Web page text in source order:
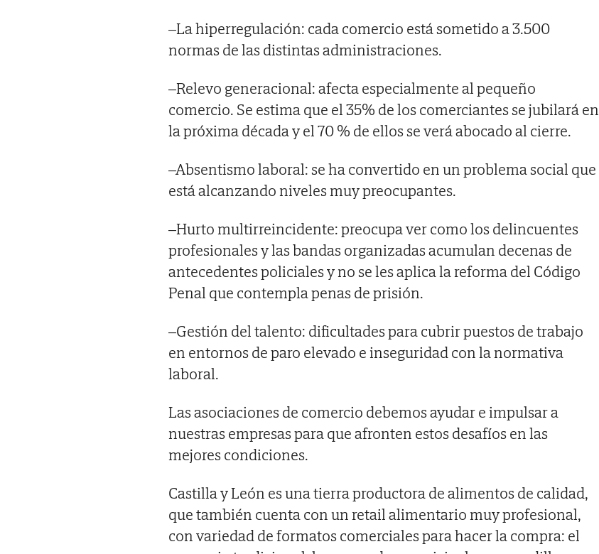
–La hiperregulación: cada comercio está sometido a 3.500
normas de las distintas administraciones.
–Relevo generacional: afecta especialmente al pequeño
comercio. Se estima que el 35% de los comerciantes se jubilará en
la próxima década y el 70 % de ellos se verá abocado al cierre.
–Absentismo laboral: se ha convertido en un problema social que
está alcanzando niveles muy preocupantes.
–Hurto multirreincidente: preocupa ver como los delincuentes
profesionales y las bandas organizadas acumulan decenas de
antecedentes policiales y no se les aplica la reforma del Código
Penal que contempla penas de prisión.
–Gestión del talento: dificultades para cubrir puestos de trabajo
en entornos de paro elevado e inseguridad con la normativa
laboral.
Las asociaciones de comercio debemos ayudar e impulsar a
nuestras empresas para que afronten estos desafíos en las
mejores condiciones.
Castilla y León es una tierra productora de alimentos de calidad,
que también cuenta con un retail alimentario muy profesional,
con variedad de formatos comerciales para hacer la compra: el